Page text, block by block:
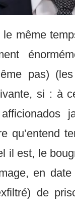
même
pas)
si : à
qu’entend
il est, le
en
de